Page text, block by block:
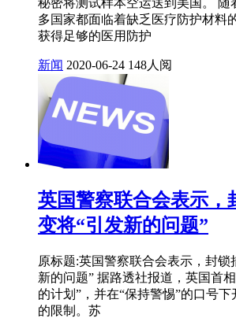
秘密将测试样本空运送到美国。 随
多国家都面临着缺乏医疗防护材料
获得足够的医用防护
新闻 2020-06-24 148人阅
英国警察联合会表示，
变将“引发新的问题”
原标题:英国警察联合会表示，封锁
新的问题” 据路透社报道，英国首
的计划”，并在“保持警惕”的口号
的限制。苏